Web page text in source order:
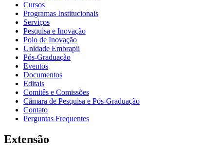
Cursos
Programas Institucionais
Serviços
Pesquisa e Inovação
Polo de Inovação
Unidade Embrapii
Pós-Graduação
Eventos
Documentos
Editais
Comitês e Comissões
Câmara de Pesquisa e Pós-Graduação
Contato
Perguntas Frequentes
Extensão